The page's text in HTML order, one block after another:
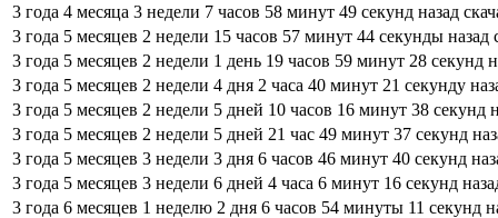
3 года 4 месяца 3 недели 7 часов 58 минут 49 секунд назад
3 года 5 месяцев 2 недели 15 часов 57 минут 44 секунды назад
3 года 5 месяцев 2 недели 1 день 19 часов 59 минут 28 секунд
3 года 5 месяцев 2 недели 4 дня 2 часа 40 минут 21 секунду
3 года 5 месяцев 2 недели 5 дней 10 часов 16 минут 38 секунд
3 года 5 месяцев 2 недели 5 дней 21 час 49 минут 37 секунд
3 года 5 месяцев 3 недели 3 дня 6 часов 46 минут 40 секунд
3 года 5 месяцев 3 недели 6 дней 4 часа 6 минут 16 секунд
3 года 6 месяцев 1 неделю 2 дня 6 часов 54 минуты 11 секунд